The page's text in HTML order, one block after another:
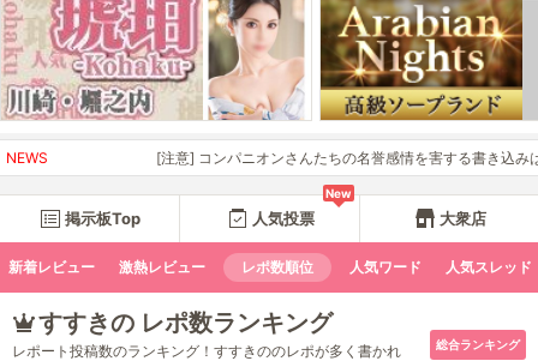
NEWS [注意] コンパニオンさんたちの名誉感情を害する書き込みは禁
掲示板Top
New
人気投票 大衆店
新着レビュー 激熱レビュー レポ数順位 人気ワード 人気スレッド
すすきの レポ数ランキング
レポート投稿数のランキング！すすきののレポが多く書かれ
総合ランキング